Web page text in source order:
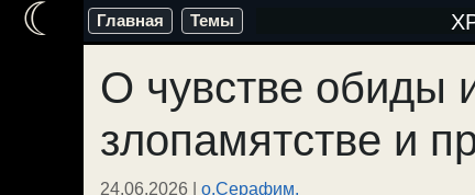
Перейти
содержимому
Главная Темы
О чувстве обиды
злопамятстве и
24.06.2026 | о.Серафим.
☾